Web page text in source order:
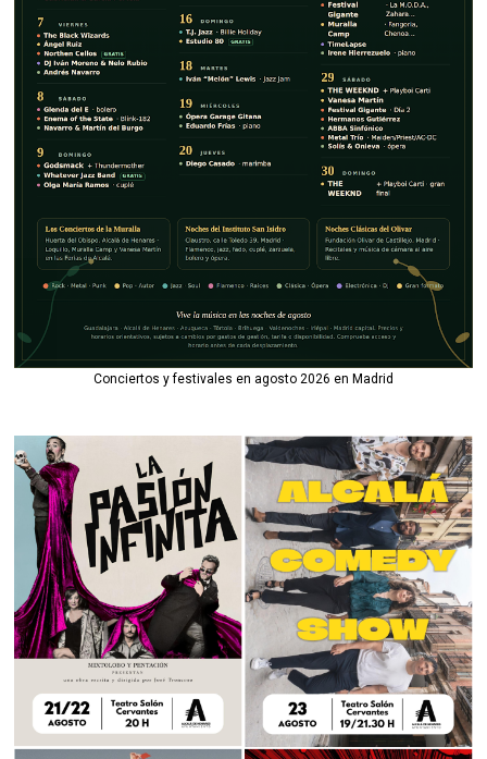
Conciertos y festivales en agosto 2026 en Madrid